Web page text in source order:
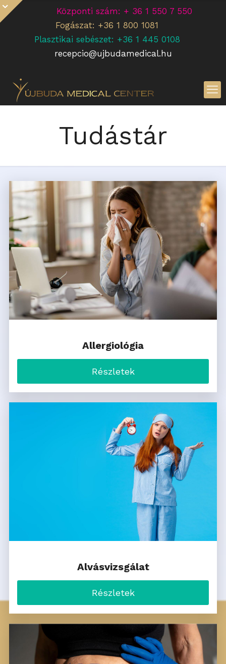
Központi szám: + 36 1 550 7 550
Fogászat: +36 1 800 1081
Plasztikai sebészet: +36 1 445 0108
recepcio@ujbudamedical.hu
Tudástár
Allergiológia
Részletek
Alvásvizsgálat
Részletek